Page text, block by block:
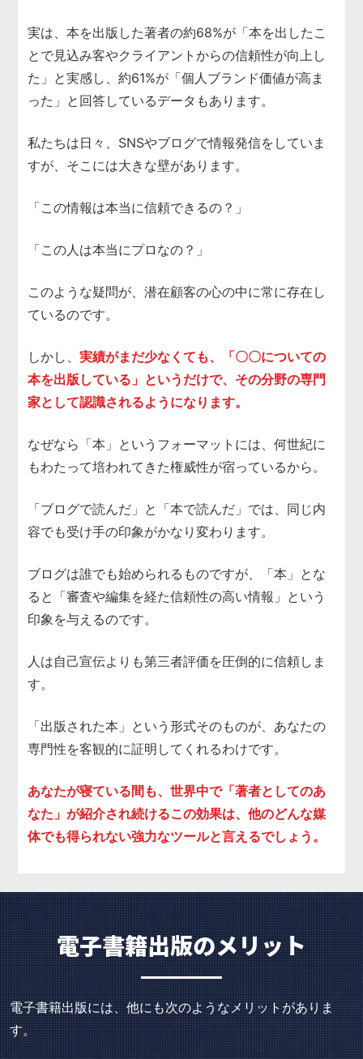
実は、本を出版した著者の約68%が「本を出したこ
とで見込み客やクライアントからの信頼性が向上し
た」と実感し、約61%が「個人ブランド価値が高ま
った」と回答しているデータもあります。
私たちは日々、SNSやブログで情報発信をしていま
すが、そこには大きな壁があります。
「この情報は本当に信頼できるの？」
「この人は本当にプロなの？」
このような疑問が、潜在顧客の心の中に常に存在し
ているのです。
しかし、実績がまだ少なくても、「〇〇についての
本を出版している」というだけで、その分野の専門
家として認識されるようになります。
なぜなら「本」というフォーマットには、何世紀に
もわたって培われてきた権威性が宿っているから。
「ブログで読んだ」と「本で読んだ」では、同じ内
容でも受け手の印象がかなり変わります。
ブログは誰でも始められるものですが、「本」とな
ると「審査や編集を経た信頼性の高い情報」という
印象を与えるのです。
人は自己宣伝よりも第三者評価を圧倒的に信頼しま
す。
「出版された本」という形式そのものが、あなたの
専門性を客観的に証明してくれるわけです。
あなたが寝ている間も、世界中で「著者としてのあ
なた」が紹介され続けるこの効果は、他のどんな媒
体でも得られない強力なツールと言えるでしょう。
電子書籍出版のメリット
電子書籍出版には、他にも次のようなメリットがありま
す。